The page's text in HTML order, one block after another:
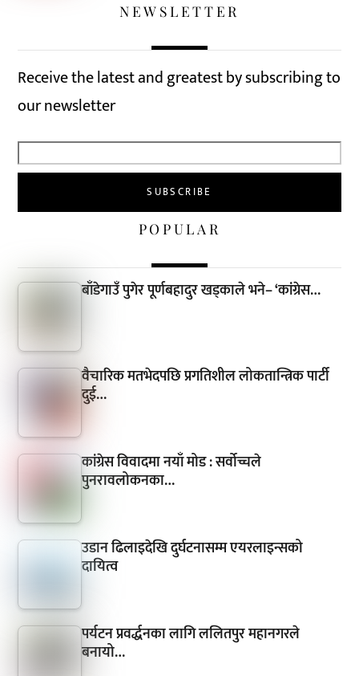
NEWSLETTER
Receive the latest and greatest by subscribing to
our newsletter
POPULAR
बाँडेगाउँ पुगेर पूर्णबहादुर खड्काले भने– ‘कांग्रेस…
वैचारिक मतभेदपछि प्रगतिशील लोकतान्त्रिक पार्टी
दुई…
कांग्रेस विवादमा नयाँ मोड : सर्वोच्चले
पुनरावलोकनका…
उडान ढिलाइदेखि दुर्घटनासम्म एयरलाइन्सको
दायित्व
पर्यटन प्रवर्द्धनका लागि ललितपुर महानगरले
बनायो…